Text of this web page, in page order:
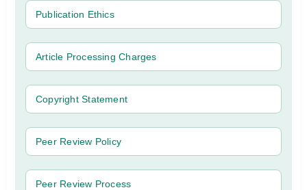
Publication Ethics
Article Processing Charges
Copyright Statement
Peer Review Policy
Peer Review Process